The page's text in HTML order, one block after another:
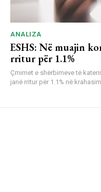
ANALIZA
ESHS: Në muajin
rritur për 1.1%
Çmimet e shërbimeve të
janë rritur për 1.1% në krahasim